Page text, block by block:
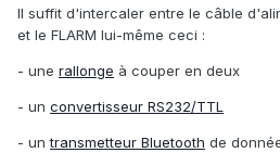
Il suffit d'intercaler entre le câble
et le FLARM lui-même ceci :
- une rallonge à couper en deux
- un convertisseur RS232/TTL
- untransmetteur Bluetooth de